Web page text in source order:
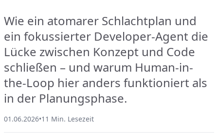
Wie ein atomarer Schlachtplan und
ein fokussierter Developer-Agent die
Lücke zwischen Konzept und Code
schließen – und warum Human-in-
the-Loop hier anders funktioniert als
in der Planungsphase.
01.06.2026•11 Min. Lesezeit